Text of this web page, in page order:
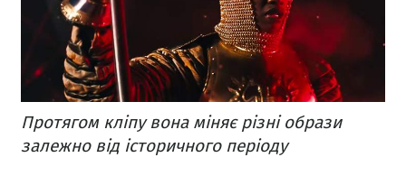
Протягом кліпу вона міняє різні образи
залежно від історичного періоду